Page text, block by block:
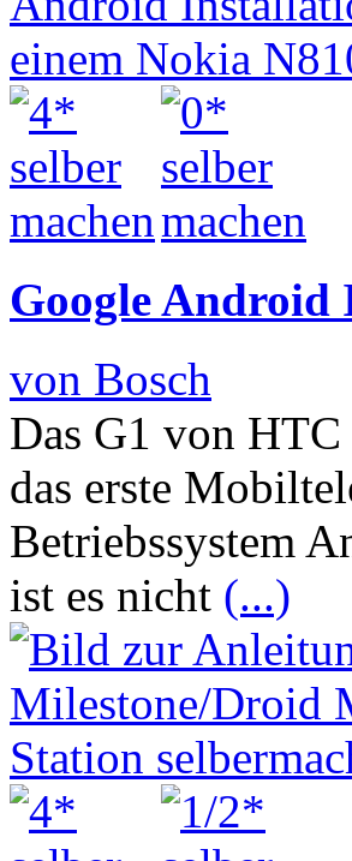
Google Android
von Bosch
Das G1 von
das erste
Betriebssystem
ist es nicht (...)